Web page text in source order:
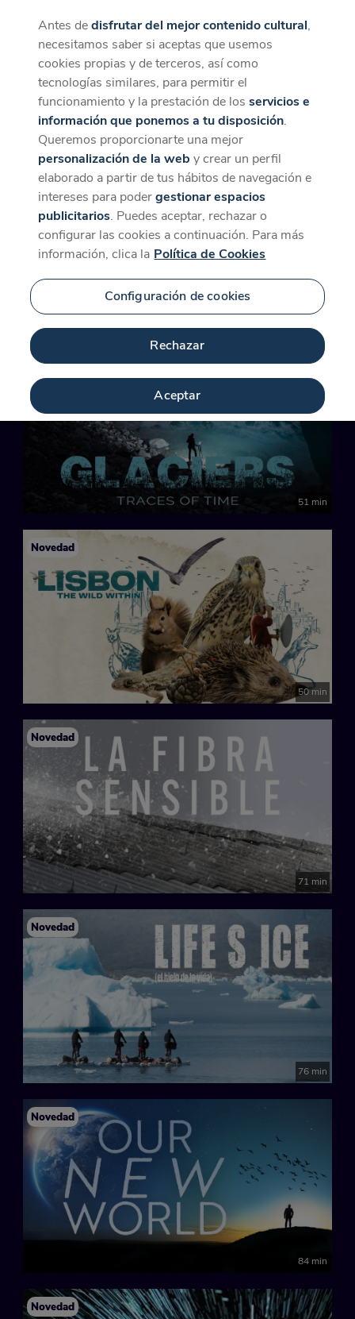
CaixaForum+
La mejor experiencia desde la App
Descargar
SUNCINE+: MEDIO
AMBIENTE
Novedad
81 min
Novedad
51 min
Novedad
50 min
Novedad
71 min
Novedad
76 min
Novedad
84 min
Novedad
Antes dedisfrutar del mejor contenido cultural,
necesitamos saber si aceptas que usemos
cookies propias y de terceros, así como
tecnologías similares, para permitir el
funcionamiento y la prestación de losservicios e
información que ponemos a tu disposición.
Queremos proporcionarte una mejor
personalización de la web y crear un perfil
elaborado a partir de tus hábitos de navegación e
intereses para podergestionar espacios
publicitarios. Puedes aceptar, rechazar o
configurar las cookies a continuación. Para más
información, clica la Política de Cookies
Configuración de cookies
Rechazar
Aceptar